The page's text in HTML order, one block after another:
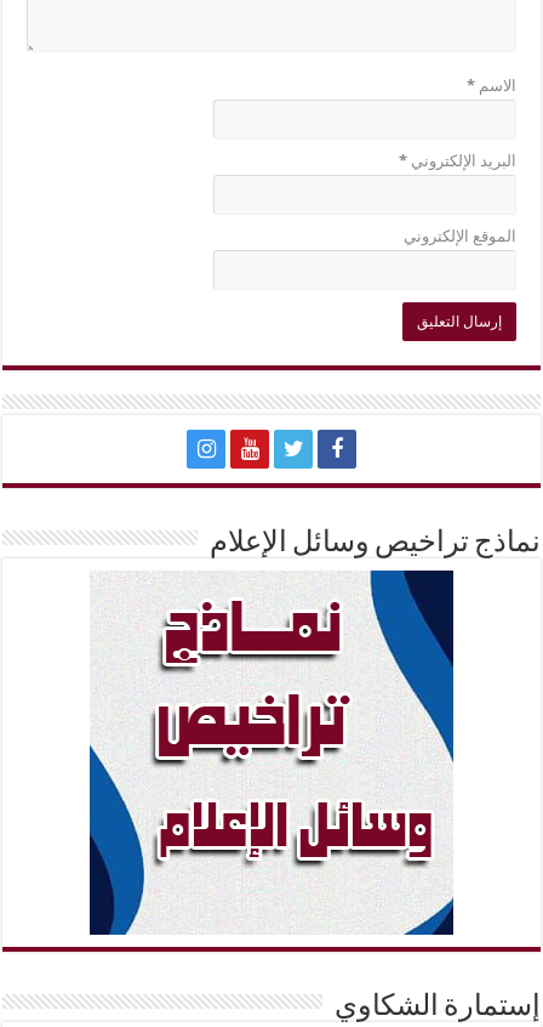
الاسم*
البريد الإلكتروني*
الموقع الإلكتروني
نماذج تراخيص وسائل الإعلام
إستمارة الشكاوي